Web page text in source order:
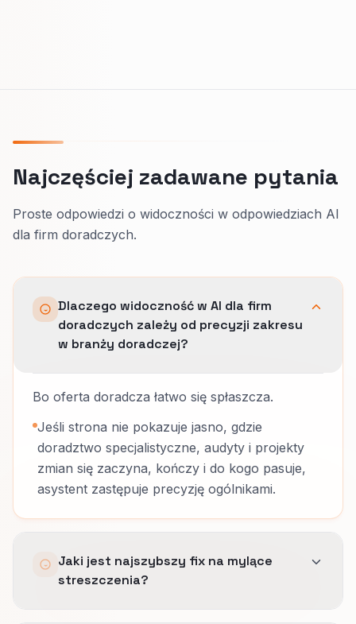
Najczęściej zadawane pytania
Proste odpowiedzi o widoczności w odpowiedziach AI
dla firm doradczych.
Dlaczego widoczność w AI dla firm
doradczych zależy od precyzji zakresu
w branży doradczej?
Bo oferta doradcza łatwo się spłaszcza.
Jeśli strona nie pokazuje jasno, gdzie
doradztwo specjalistyczne, audyty i projekty
zmian się zaczyna, kończy i do kogo pasuje,
asystent zastępuje precyzję ogólnikami.
Jaki jest najszybszy fix na mylące
streszczenia?